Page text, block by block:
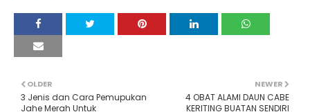
NEWER
4 OBAT ALAMI DAUN CABE
KERITING BUATAN SENDIRI
OLDER
3 Jenis dan Cara Pemupukan
Jahe Merah Untuk